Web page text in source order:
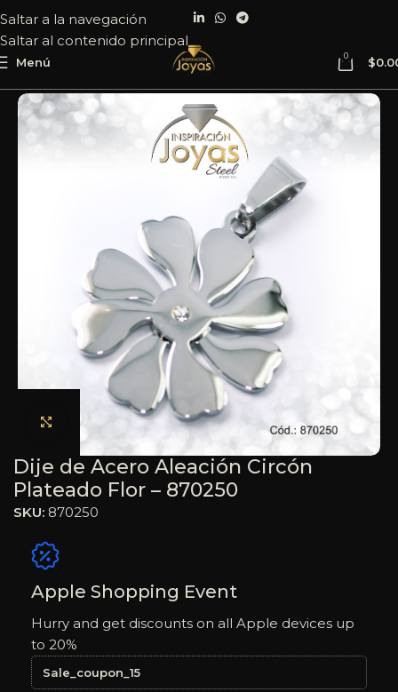
Saltar a la navegación
Saltar al contenido principal
Menú 0 $
Haga clic para ampliar
Dije de Acero Aleación Circón
Plateado Flor – 870250
SKU: 870250
Apple Shopping Event
Hurry and get discounts on all Apple devices up
to 20%
Sale_coupon_15